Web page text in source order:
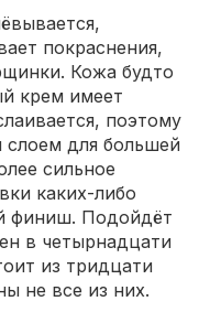
покраснения,
Кожа будто
крем имеет
поэтому
слоем для большей
сильное
каких-либо
финиш. Подойдёт
в четырнадцати
из тридцати
не все из них.